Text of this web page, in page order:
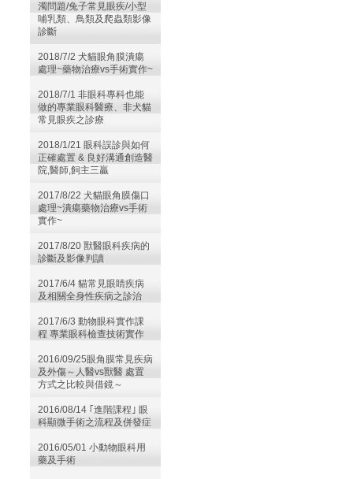
濁問題/兔子常見眼疾/小型
哺乳類、鳥類及爬蟲類影像
診斷
2018/7/2 犬貓眼角膜潰瘍
處理~藥物治療vs手術實作~
2018/7/1 非眼科專科也能
做的專業眼科醫療、非犬貓
常見眼疾之診療
2018/1/21 眼科誤診與如何
正確處置 & 良好溝通創造醫
院,醫師,飼主三贏
2017/8/22 犬貓眼角膜傷口
處理~潰瘍藥物治療vs手術
實作~
2017/8/20 獸醫眼科疾病的
診斷及影像判讀
2017/6/4 貓常見眼睛疾病
及相關全身性疾病之診治
2017/6/3 動物眼科實作課
程 專業眼科檢查技術實作
2016/09/25眼角膜常見疾病
及外傷～人醫vs獸醫 處置
方式之比較與借鏡～
2016/08/14 ｢進階課程｣ 眼
科顯微手術之流程及併發症
2016/05/01 小動物眼科用
藥及手術